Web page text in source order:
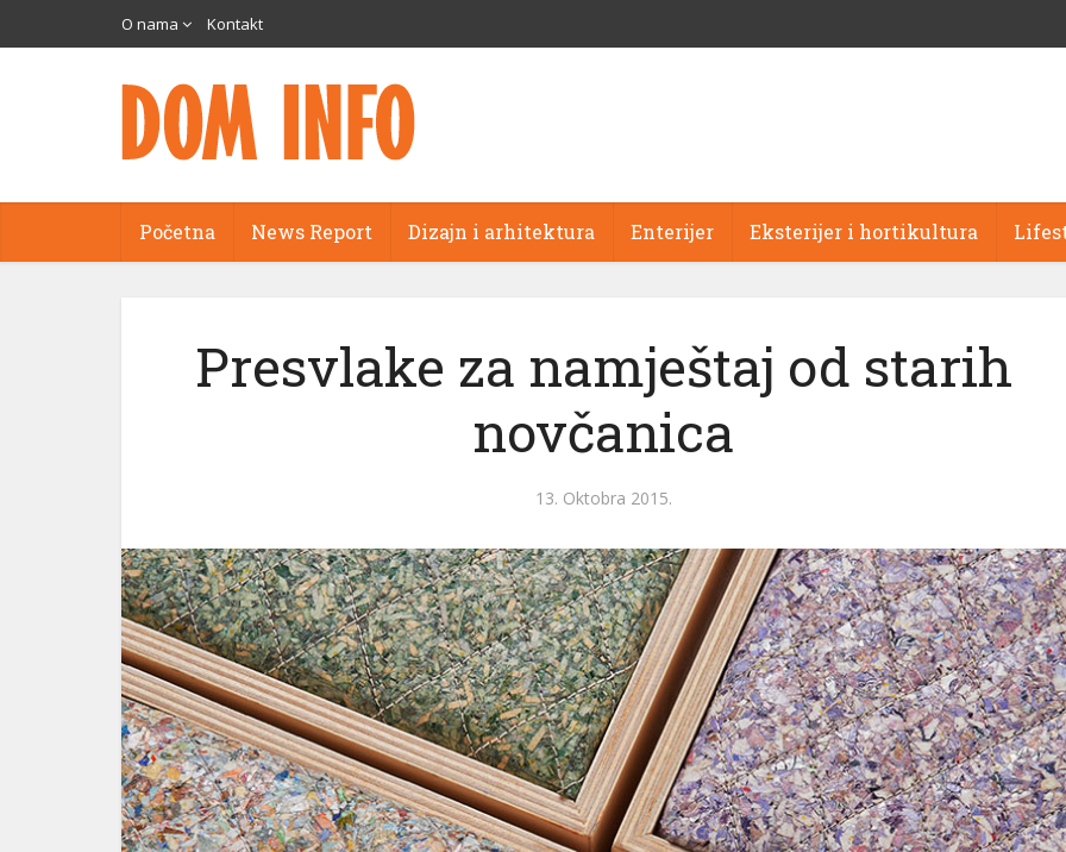
O nama Kontakt
Početna News Report Dizajn i arhitektura Enterijer Eksterijer i hortikultura
Presvlake za namještaj od starih
novčanica
13. Oktobra 2015.